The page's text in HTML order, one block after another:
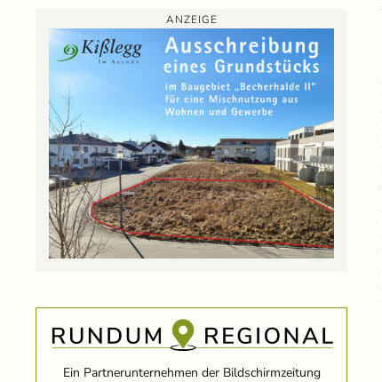
ANZEIGE
Ein Partnerunternehmen der Bildschirmzeitung